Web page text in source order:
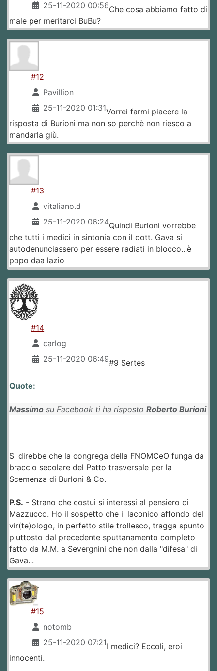
25-11-2020 00:56Che cosa abbiamo fatto di
male per meritarci BuBu?
#12
Pavillion
25-11-2020 01:31Vorrei farmi piacere la
risposta di Burioni ma non so perchè non riesco a
mandarla giù.
#13
vitaliano.d
25-11-2020 06:24Quindi Burloni vorrebbe
che tutti i medici in sintonia con il dott. Gava si
autodenunciassero per essere radiati in blocco...è
popo daa lazio
#14
carlog
25-11-2020 06:49#9 Sertes
Quote:
Massimo su Facebook ti ha risposto Roberto Burioni
Si direbbe che la congrega della FNOMCeO funga da
braccio secolare del Patto trasversale per la
Scemenza di Burloni & Co.
P.S. - Strano che costui si interessi al pensiero di
Mazzucco. Ho il sospetto che il laconico affondo del
vir(te)ologo, in perfetto stile trollesco, tragga spunto
piuttosto dal precedente sputtanamento completo
fatto da M.M. a Severgnini che non dalla "difesa" di
Gava...
#15
notomb
25-11-2020 07:21I medici? Eccoli, eroi
innocenti.